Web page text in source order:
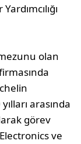
olan
arasında
görev
ve